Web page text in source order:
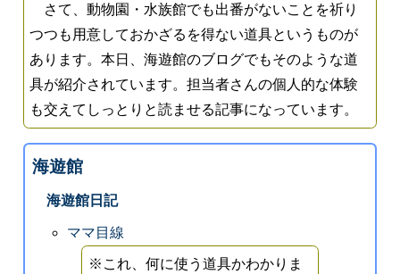
さて、動物園・水族館でも出番がないことを祈り
つつも用意しておかざるを得ない道具というものが
あります。本日、海遊館のブログでもそのような道
具が紹介されています。担当者さんの個人的な体験
も交えてしっとりと読ませる記事になっています。
海遊館
海遊館日記
ママ目線
※これ、何に使う道具かわかりま